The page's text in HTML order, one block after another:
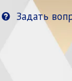
Задать